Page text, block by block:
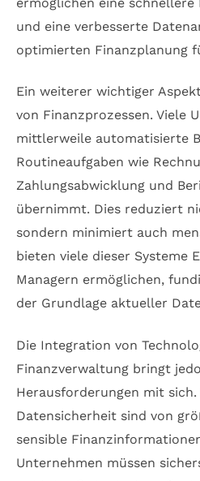
und eine verbesserte
optimierten Finanzplanung
Ein weiterer wichtiger
von Finanzprozessen. Viele
mittlerweile automatisierte
Routineaufgaben wie
Zahlungsabwicklung und
übernimmt. Dies reduziert
sondern minimiert auch
bieten viele dieser Systeme
Managern ermöglichen,
der Grundlage aktueller
Die Integration von
Finanzverwaltung bringt
Herausforderungen mit
Datensicherheit sind von
sensible
Unternehmen müssen